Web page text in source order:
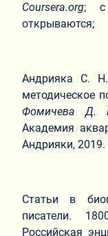
Coursera.org; с
открываются;
Андрияка С.
методическое
Фомичева Д.
Академия
Андрияки, 2019.
Статьи в
писатели.
Российская